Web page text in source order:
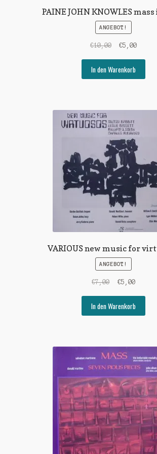
PAINE JOHN KNOWLES
ANGEBOT!
€10,00
war:
€10,00
€5,00
€5,00.
In den Warenkorb
VARIOUS new music for
ANGEBOT!
€7,00
war:
€7,00
€5,00
ist:
€5,00.
In den Warenkorb